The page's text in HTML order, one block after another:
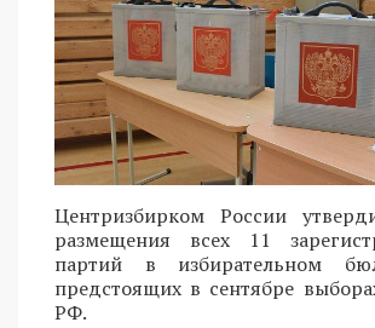
Центризбирком России
размещения всех 11
партий в избирательном
предстоящих в сентябре
РФ.